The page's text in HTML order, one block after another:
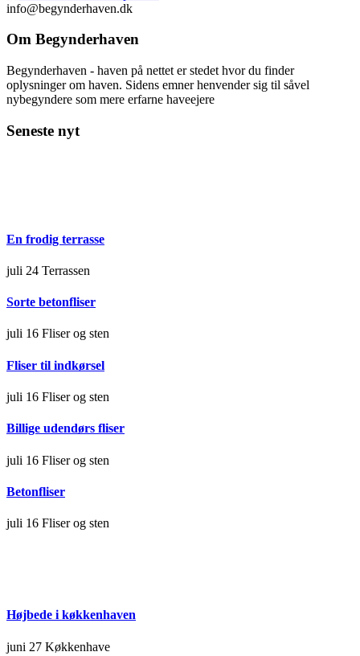
info@begynderhaven.dk
Om Begynderhaven
Begynderhaven - haven på nettet er stedet hvor du finder
oplysninger om haven. Sidens emner henvender sig til såvel
nybegyndere som mere erfarne haveejere
Seneste nyt
En frodig terrasse
juli 24 Terrassen
Sorte betonfliser
juli 16 Fliser og sten
Fliser til indkørsel
juli 16 Fliser og sten
Billige udendørs fliser
juli 16 Fliser og sten
Betonfliser
juli 16 Fliser og sten
Højbede i køkkenhaven
juni 27 Køkkenhave